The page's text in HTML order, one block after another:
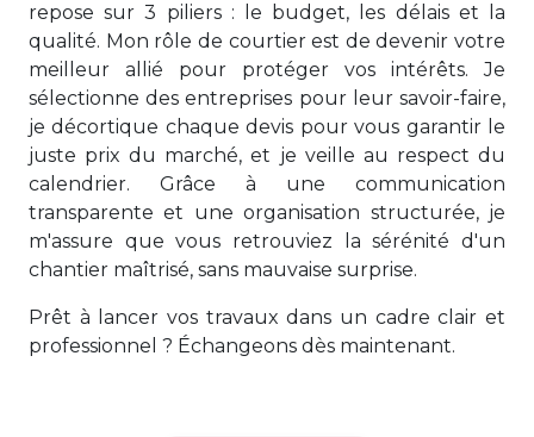
repose sur 3 piliers : le budget, les délais et la
qualité. Mon rôle de courtier est de devenir votre
meilleur allié pour protéger vos intérêts. Je
sélectionne des entreprises pour leur savoir-faire,
je décortique chaque devis pour vous garantir le
juste prix du marché, et je veille au respect du
calendrier. Grâce à une communication
transparente et une organisation structurée, je
m'assure que vous retrouviez la sérénité d'un
chantier maîtrisé, sans mauvaise surprise.
Prêt à lancer vos travaux dans un cadre clair et
professionnel ? Échangeons dès maintenant.